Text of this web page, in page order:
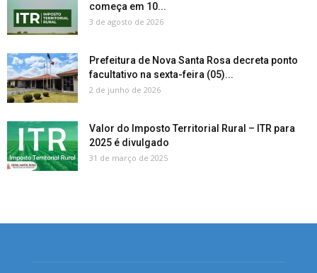
começa em 10...
3 de agosto de 2026
Prefeitura de Nova Santa Rosa decreta ponto
facultativo na sexta-feira (05)...
2 de junho de 2026
Valor do Imposto Territorial Rural – ITR para
2025 é divulgado
31 de março de 2025